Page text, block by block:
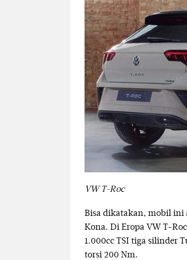
VW T-Roc
Bisa dikatakan, mobil ini
Kona. Di Eropa VW T-
1.000cc TSI tiga silinder
torsi 200 Nm.